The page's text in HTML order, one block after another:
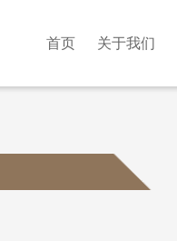
首页 关于我们